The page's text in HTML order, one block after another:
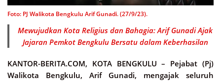
Foto: PJ Walikota Bengkulu Arif Gunadi. (27/9/23).
Mewujudkan Kota Religius dan Bahagia: Arif Gunadi Ajak
Jajaran Pemkot Bengkulu Bersatu dalam Keberhasilan
KANTOR-BERITA.COM, KOTA BENGKULU – Pejabat (Pj)
Walikota Bengkulu, Arif Gunadi, mengajak seluruh